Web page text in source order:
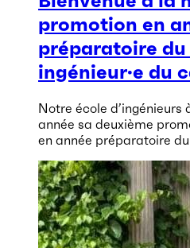
promotion en
préparatoire du
ingénieur·e du
Notre école
année sa deuxième
en année préparatoire du